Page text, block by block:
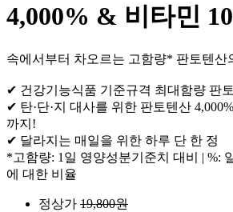
4,000% & 비타민
속에서부터 차오르는 고함량* 판토텐산
✔ 건강기능식품 기준규격 최대함량 판
✔ 탄·단·지 대사를 위한 판토텐산
까지!
✔ 달라지는 매일을 위한 하루 단 한 정
*고함량: 1일 영양성분기준치 대비 | %:
에 대한 비율
정상가 19,800원